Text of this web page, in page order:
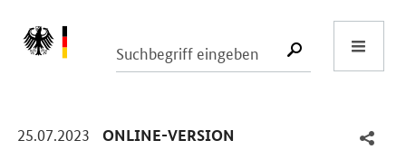
SUCHE
25.07.2023 -
ONLINE-VERSION